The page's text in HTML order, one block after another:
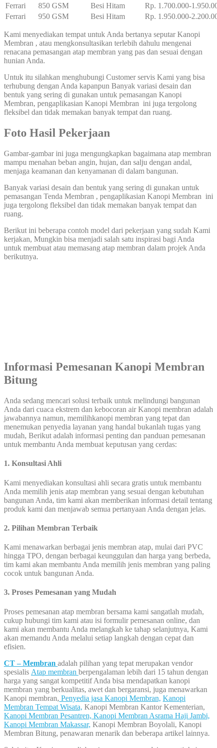
Ferrari
850 GSM Besi Hitam
Rp. 1.700.000-
Ferrari
950 GSM Besi Hitam Rp. 1.950.000-
Kami menyediakan tempat untuk Anda bertanya seputar Kanopi
Membran , atau mengkonsultasikan terlebih dahulu mengenai
renacana pemasangan atap membran yang pas dan sesuai dengan
hunian Anda.
Untuk itu silahkan menghubungi Customer servis Kami yang bisa
terhubung dengan Anda kapanpun Banyak variasi desain dan
bentuk yang sering di gunakan untuk pemasangan Kanopi
Membran, pengaplikasian Kanopi Membran ini juga tergolong
fleksibel dan tidak memakan banyak tempat dan ruang.
Foto Hasil Pekerjaan
Gambar-gambar ini juga mengungkapkan bagaimana atap membran
mampu menahan beban angin, hujan, dan salju dengan andal,
menjaga keamanan dan kenyamanan di dalam bangunan.
Banyak variasi desain dan bentuk yang sering di gunakan untuk
pemasangan Tenda Membran , pengaplikasian Kanopi Membran ini
juga tergolong fleksibel dan tidak memakan banyak tempat dan
ruang.
Berikut ini beberapa contoh model dari pekerjaan yang sudah Kami
kerjakan, Mungkin bisa menjadi salah satu inspirasi bagi Anda
untuk membuat atau memasang atap membran dalam projek Anda
berikutnya.
Informasi Pemesanan Kanopi Membran
Bitung
Anda sedang mencari solusi terbaik untuk melindungi bangunan
Anda dari cuaca ekstrem dan kebocoran air Kanopi membran adalah
jawabannya namun, memilihkanopi membran yang tepat dan
menemukan penyedia layanan yang handal bukanlah tugas yang
mudah, Berikut adalah informasi penting dan panduan pemesanan
untuk membantu Anda membuat keputusan yang cerdas:
1. Konsultasi Ahli
Kami menyediakan konsultasi ahli secara gratis untuk membantu
Anda memilih jenis atap membran yang sesuai dengan kebutuhan
bangunan Anda, tim kami akan memberikan informasi detail tentang
produk kami dan menjawab semua pertanyaan Anda dengan jelas.
2. Pilihan Membran Terbaik
Kami menawarkan berbagai jenis membran atap, mulai dari PVC
hingga TPO, dengan berbagai keunggulan dan harga yang berbeda,
tim kami akan membantu Anda memilih jenis membran yang paling
cocok untuk bangunan Anda.
3. Proses Pemesanan yang Mudah
Proses pemesanan atap membran bersama kami sangatlah mudah,
cukup hubungi tim kami atau isi formulir pemesanan online, dan
kami akan membantu Anda melangkah ke tahap selanjutnya, Kami
akan memandu Anda melalui setiap langkah dengan cepat dan
efisien.
CT – Membran adalah pilihan yang tepat merupakan vendor
spesialis Atap membran berpengalaman lebih dari 15 tahun dengan
harga yang sangat kompetitif Anda bisa mendapatkan kanopi
membran yang berkualitas, awet dan bergaransi, juga menawarkan
Kanopi membran, Penyedia jasa Kanopi Membran, Kanopi
Membran Tempat Wisata, Kanopi Membran Kantor Kementerian,
Kanopi Membran Pesantren, Kanopi Membran Asrama Haji Jambi,
Kanopi Membran Makassar, Kanopi Membran Boyolali, Kanopi
Membran Bitung, penawaran menarik dan beberapa artikel lainnya.